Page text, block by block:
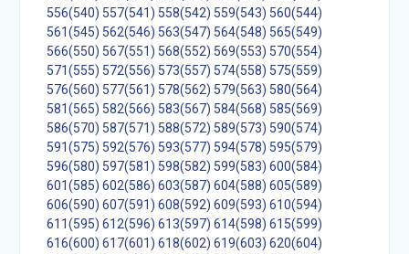
556(540) 557(541) 558(542) 559(543) 560(544)
561(545) 562(546) 563(547) 564(548) 565(549)
566(550) 567(551) 568(552) 569(553) 570(554)
571(555) 572(556) 573(557) 574(558) 575(559)
576(560) 577(561) 578(562) 579(563) 580(564)
581(565) 582(566) 583(567) 584(568) 585(569)
586(570) 587(571) 588(572) 589(573) 590(574)
591(575) 592(576) 593(577) 594(578) 595(579)
596(580) 597(581) 598(582) 599(583) 600(584)
601(585) 602(586) 603(587) 604(588) 605(589)
606(590) 607(591) 608(592) 609(593) 610(594)
611(595) 612(596) 613(597) 614(598) 615(599)
616(600) 617(601) 618(602) 619(603) 620(604)